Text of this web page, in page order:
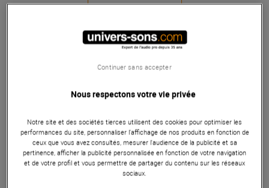
Voir plus d''articles
Nous respectons votre vie privée
Notre site et des sociétés tierces utilisent des cookies pour optimiser les
performances du site, personnaliser l’affichage de nos produits en fonction de
ceux que vous avez consultés, mesurer l'audience de la publicité et sa
pertinence, afficher la publicité personnalisée en fonction de votre navigation
et de votre profil et vous permettre de partager du contenu sur les réseaux
sociaux.
Continuer sans accepter